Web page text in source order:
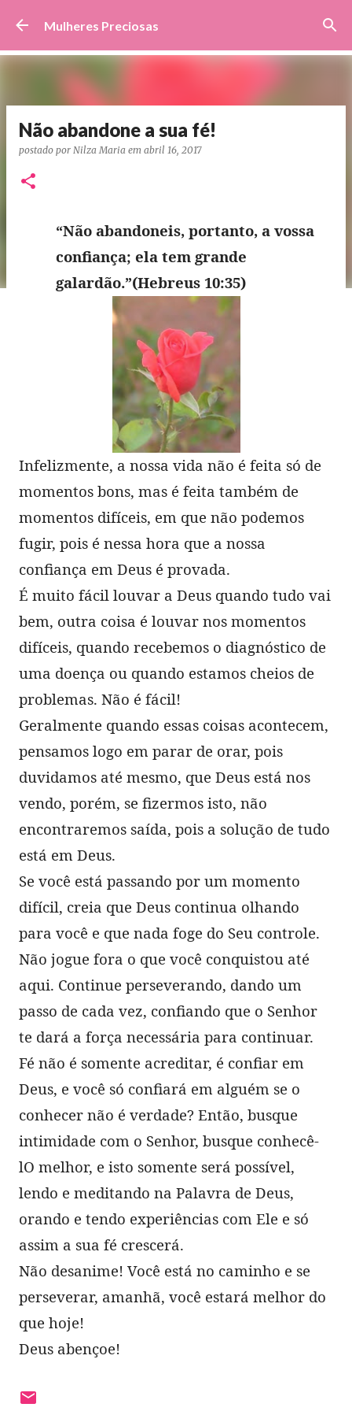
Pular para o conteúdo principal
Mulheres Preciosas
Não abandone a sua fé!
postado por Nilza Maria em abril 16, 2017
“Não abandoneis, portanto, a vossa
confiança; ela tem grande
galardão.”(Hebreus 10:35)
Infelizmente, a nossa vida não é feita só de
momentos bons, mas é feita também de
momentos difíceis, em que não podemos
fugir, pois é nessa hora que a nossa
confiança em Deus é provada.
É muito fácil louvar a Deus quando tudo vai
bem, outra coisa é louvar nos momentos
difíceis, quando recebemos o diagnóstico de
uma doença ou quando estamos cheios de
problemas. Não é fácil!
Geralmente quando essas coisas acontecem,
pensamos logo em parar de orar, pois
duvidamos até mesmo, que Deus está nos
vendo, porém, se fizermos isto, não
encontraremos saída, pois a solução de tudo
está em Deus.
Se você está passando por um momento
difícil, creia que Deus continua olhando
para você e que nada foge do Seu controle.
Não jogue fora o que você conquistou até
aqui. Continue perseverando, dando um
passo de cada vez, confiando que o Senhor
te dará a força necessária para continuar.
Fé não é somente acreditar, é confiar em
Deus, e você só confiará em alguém se o
conhecer não é verdade? Então, busque
intimidade com o Senhor, busque conhecê-
lO melhor, e isto somente será possível,
lendo e meditando na Palavra de Deus,
orando e tendo experiências com Ele e só
assim a sua fé crescerá.
Não desanime! Você está no caminho e se
perseverar, amanhã, você estará melhor do
que hoje!
Deus abençoe!